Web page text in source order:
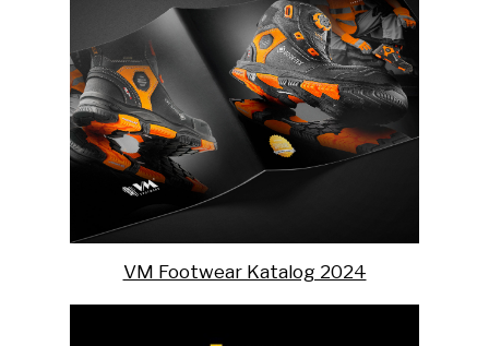
VM Footwear Katalog 2024